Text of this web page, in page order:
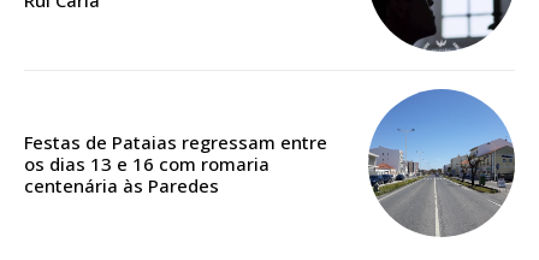
Escolha o plano
Festas de Pataias regressam entre
os dias 13 e 16 com romaria
centenária às Paredes